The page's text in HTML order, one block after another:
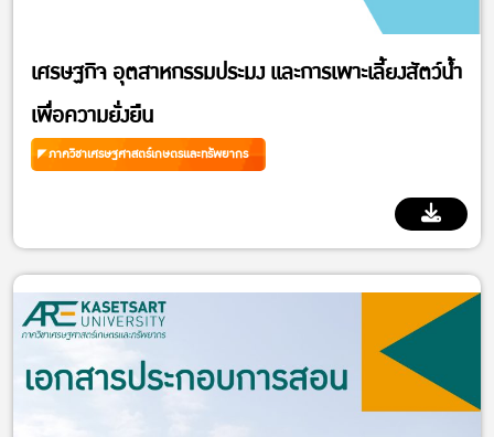
เศรษฐกิจ อุตสาหกรรมประมง และการเพาะเลี้ยงสัตว์น้ำ
เพื่อความยั่งยืน
ภาควิชาเศรษฐศาสตร์เกษตรและทรัพยากร